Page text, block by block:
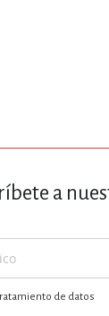
a
de datos